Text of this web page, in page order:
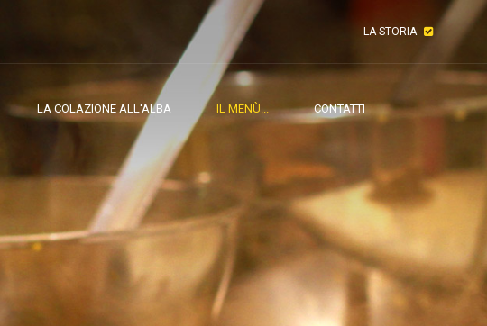
LA STORIA
LA COLAZIONE ALL'ALBA IL MENÙ... CONTATTI